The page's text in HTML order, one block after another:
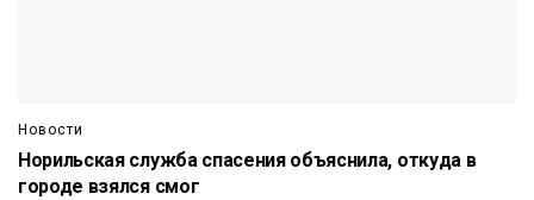
Новости
Норильская служба спасения объяснила, откуда в
городе взялся смог